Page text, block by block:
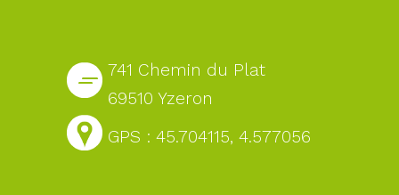
741 Chemin du Plat
69510 Yzeron
GPS : 45.704115, 4.577056